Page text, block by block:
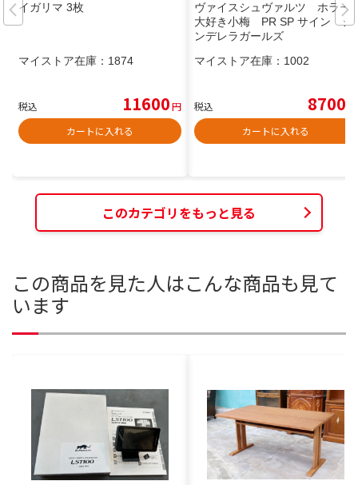
イガリマ 3枚
マイストア在庫： 1874
税込 11600円
カートに入れる
ヴァイスシュヴァルツ ホラー
大好き小梅 PR SP サイン シ
ンデレラガールズ
マイストア在庫： 1002
税込 8700
カートに入れる
このカテゴリをもっと見る
この商品を見た人はこんな商品も見て
います